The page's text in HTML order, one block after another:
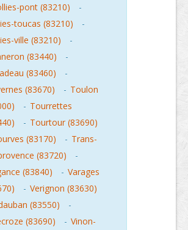
pont (83210)
-
toucas (83210)
-
ville (83210)
-
(83440)
-
(83460)
-
(83670)
- Toulon
- Tourrettes
- Tourtour (83690)
(83170) - Trans-
(83720)
-
(83840)
- Varages
- Verignon (83630)
(83550)
-
(83690)
- Vinon-